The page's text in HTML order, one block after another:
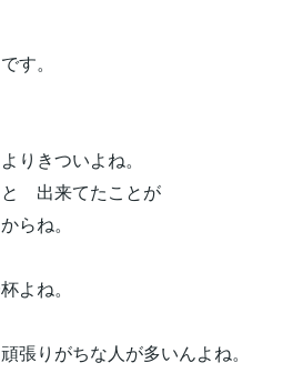
す。
りきついよね。
と 出来てたことが
らね。
よね。
張りがちな人が多いんよね。